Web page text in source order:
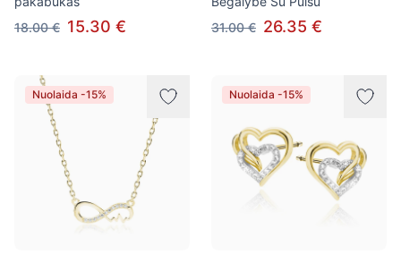
18.00 € 15.30 €
31.00 € 26.35 €
Nuolaida -15% Nuolaida -15%